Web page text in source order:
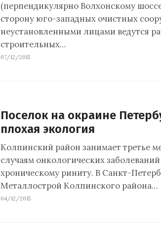
(перпендикулярно Волхонскому
сторону юго-западных очистных
неустановленными лицами ведутся
строительных…
07/12/2015
Поселок на окраине
плохая экология
Колпинский район занимает третье
случаям онкологических
хроническому риниту. В Санкт-
Металлострой Колпинского района…
04/12/2015